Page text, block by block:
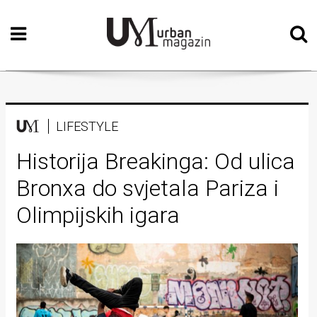
Početna
Vizualne
Teatar
Književnost
Muzika
Film
Intervju
Kolumne
Kultura
LIFESTYLE
Historija Breakinga: Od ulica
Bronxa do svjetala Pariza i
Olimpijskih igara